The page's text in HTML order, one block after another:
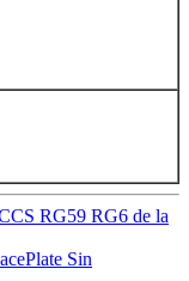
RG59 RG6 de la
Sin